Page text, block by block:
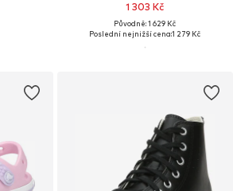
1 303 Kč
Původně: 1 629 Kč
Poslední nejnižší cena:1 279 Kč